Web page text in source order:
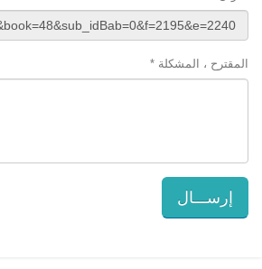
المقترح ، المشكلة *